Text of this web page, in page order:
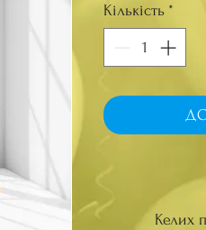
Кількість *
Келих